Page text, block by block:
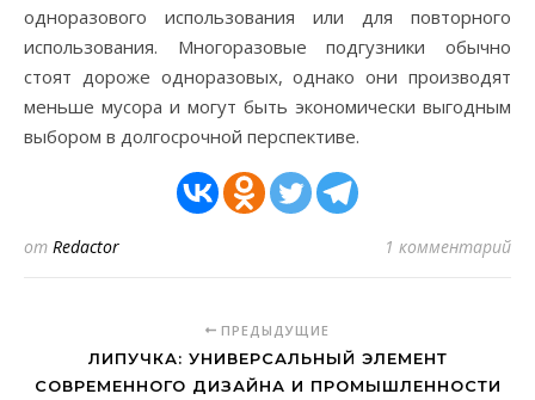
одноразового использования или для повторного
использования. Многоразовые подгузники обычно
стоят дороже одноразовых, однако они производят
меньше мусора и могут быть экономически выгодным
выбором в долгосрочной перспективе.
от Redactor 1 комментарий
ПРЕДЫДУЩИЕ
ЛИПУЧКА: УНИВЕРСАЛЬНЫЙ ЭЛЕМЕНТ
СОВРЕМЕННОГО ДИЗАЙНА И ПРОМЫШЛЕННОСТИ